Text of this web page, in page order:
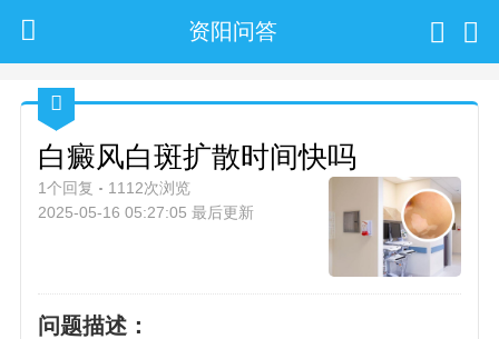
资阳问答
白癜风白斑扩散时间快吗
1个回复
1112次浏览
2025-05-16 05:27:05 最后更新
问题描述：